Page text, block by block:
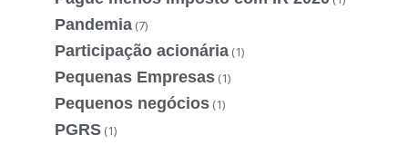
Pandemia (7)
Participação acionária (1)
Pequenas Empresas (1)
Pequenos negócios (1)
PGRS (1)